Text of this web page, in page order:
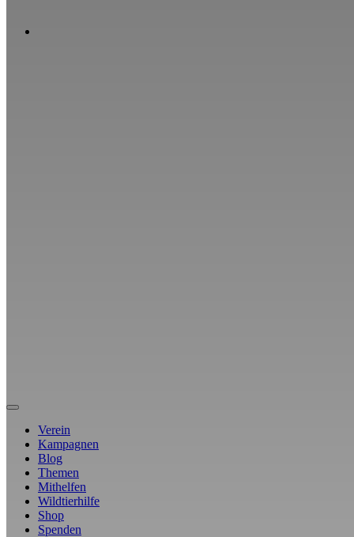
Verein
Kampagnen
Blog
Themen
Mithelfen
Wildtierhilfe
Shop
Spenden